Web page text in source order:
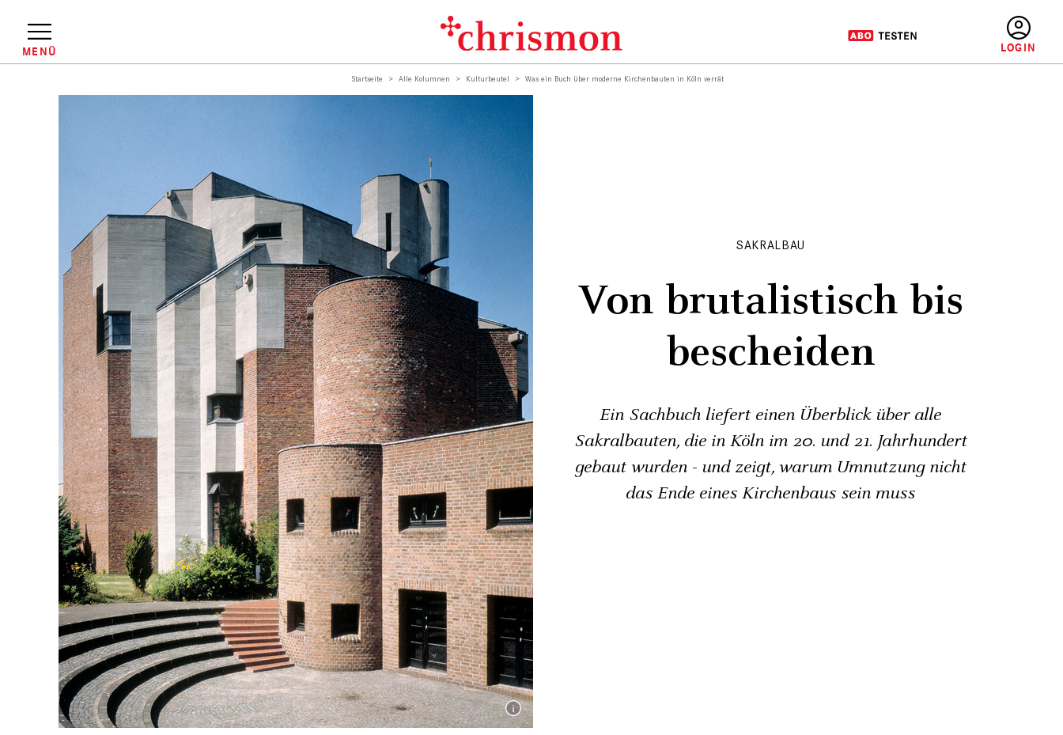
Inhalt
MENÜ
Startseite Alle Kolumnen Kulturbeutel Was ein Buch über moderne Kirchenbauten in Köln verrät
SAKRALBAU
Von brutalistisch bis
bescheiden
Ein Sachbuch liefert einen Überblick über alle
Sakralbauten, die in Köln im 20. und 21. Jahrhundert
gebaut wurden - und zeigt, warum Umnutzung nicht
das Ende eines Kirchenbaus sein muss